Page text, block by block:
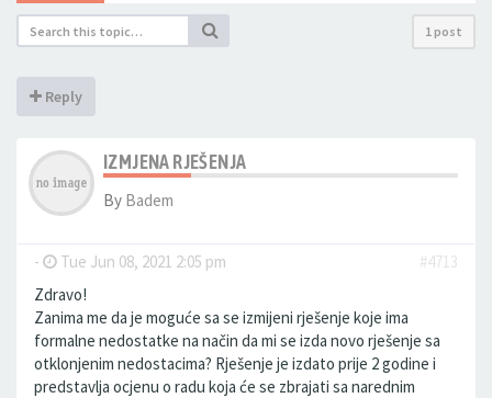
1 post
Reply
IZMJENA RJEŠENJA
By Badem
- Tue Jun 08, 2021 2:05 pm
#4713
Zdravo!
Zanima me da je moguće sa se izmijeni rješenje koje ima
formalne nedostatke na način da mi se izda novo rješenje sa
otklonjenim nedostacima? Rješenje je izdato prije 2 godine i
predstavlja ocjenu o radu koja će se zbrajati sa narednim